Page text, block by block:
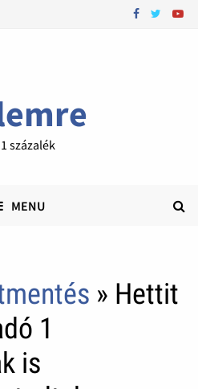
százalék
MENU
» Hettit
1
is